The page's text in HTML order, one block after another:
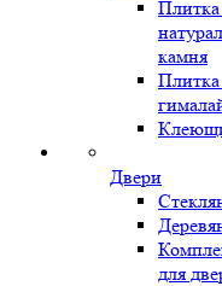
Плитка
камня
Плитка
Двери
для